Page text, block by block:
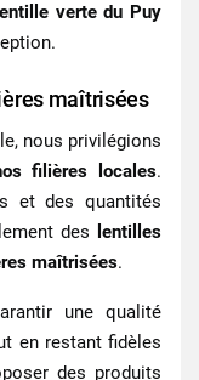
verte du Puy
maîtrisées
nous privilégions
filières locales.
et des quantités
des lentilles
maîtrisées.
une qualité
en restant fidèles
des produits